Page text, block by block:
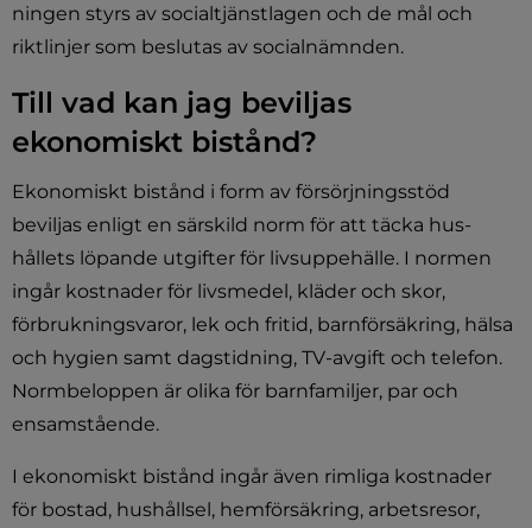
ningen styrs av socialtjänstlagen och de mål och
riktlinjer som beslutas av socialnämnden.
Till vad kan jag beviljas
ekonomiskt bistånd?
Ekonomiskt bistånd i form av försörjningsstöd
beviljas enligt en särskild norm för att täcka hus­
hållets löpande utgifter för livsuppehälle. I normen
ingår kostnader för livsmedel, kläder och skor,
förbrukningsvaror, lek och fritid, barn­försäkring, hälsa
och hygien samt dagstidning, TV-avgift och telefon.
Normbeloppen är olika för barnfamiljer, par och
ensamstående.
I ekonomiskt bistånd ingår även rimliga kost­nader
för bostad, hushållsel, hemförsäkring, arbetsresor,